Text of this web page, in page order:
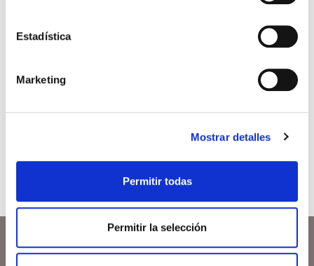
Estadística
Marketing
Mostrar detalles
Permitir todas
Permitir la selección
dudas y cuestiones. Por eso, como venimos
dudas habituales de nuestras pacientes que […]